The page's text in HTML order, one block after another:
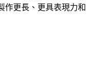
作更長、更具表現力和